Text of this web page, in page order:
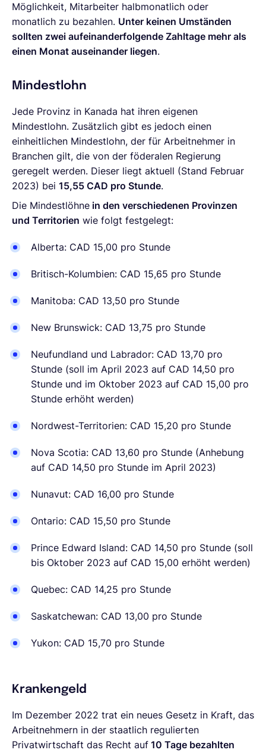
Möglichkeit, Mitarbeiter halbmonatlich oder
monatlich zu bezahlen. Unter keinen Umständen
sollten zwei aufeinanderfolgende Zahltage mehr als
einen Monat auseinander liegen.
Mindestlohn
Jede Provinz in Kanada hat ihren eigenen
Mindestlohn. Zusätzlich gibt es jedoch einen
einheitlichen Mindestlohn, der für Arbeitnehmer in
Branchen gilt, die von der föderalen Regierung
geregelt werden. Dieser liegt aktuell (Stand Februar
2023) bei 15,55 CAD pro Stunde.
Die Mindestlöhne in den verschiedenen Provinzen
und Territorien wie folgt festgelegt:
Alberta: CAD 15,00 pro Stunde
Britisch-Kolumbien: CAD 15,65 pro Stunde
Manitoba: CAD 13,50 pro Stunde
New Brunswick: CAD 13,75 pro Stunde
Neufundland und Labrador: CAD 13,70 pro
Stunde (soll im April 2023 auf CAD 14,50 pro
Stunde und im Oktober 2023 auf CAD 15,00 pro
Stunde erhöht werden)
Nordwest-Territorien: CAD 15,20 pro Stunde
Nova Scotia: CAD 13,60 pro Stunde (Anhebung
auf CAD 14,50 pro Stunde im April 2023)
Nunavut: CAD 16,00 pro Stunde
Ontario: CAD 15,50 pro Stunde
Prince Edward Island: CAD 14,50 pro Stunde (soll
bis Oktober 2023 auf CAD 15,00 erhöht werden)
Quebec: CAD 14,25 pro Stunde
Saskatchewan: CAD 13,00 pro Stunde
Yukon: CAD 15,70 pro Stunde
Krankengeld
Im Dezember 2022 trat ein neues Gesetz in Kraft, das
Arbeitnehmern in der staatlich regulierten
Privatwirtschaft das Recht auf 10 Tage bezahlten